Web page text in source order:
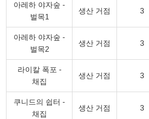
아레하 야자숲 -
벌목1
생산 거점 3
아레하 야자숲 -
벌목2
생산 거점 3
라이칼 폭포 -
채집
생산 거점 3
쿠니드의 쉽터 -
채집
생산 거점 3